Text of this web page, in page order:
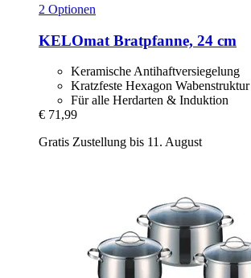
2 Optionen
KELOmat Bratpfanne, 24 cm
Keramische Antihaftversiegelung
Kratzfeste Hexagon Wabenstruktur
Für alle Herdarten & Induktion
€ 71,99
Gratis Zustellung bis 11. August